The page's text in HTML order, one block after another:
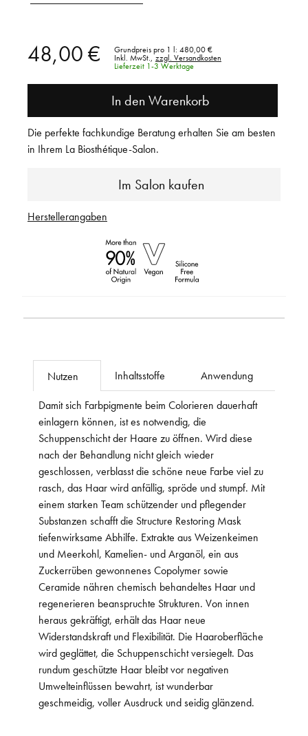
48,00 € Grundpreis pro 1 l: 480,00 €
Inkl. MwSt.,
zzgl. Versandkosten
Lieferzeit 1-3 Werktage
In den Warenkorb
Im Salon kaufen
Die perfekte fachkundige Beratung erhalten Sie am besten
in Ihrem La Biosthétique-Salon.
Herstellerangaben
Nutzen Inhaltsstoffe Anwendung
Damit sich Farbpigmente beim Colorieren dauerhaft
einlagern können, ist es notwendig, die
Schuppenschicht der Haare zu öffnen. Wird diese
nach der Behandlung nicht gleich wieder
geschlossen, verblasst die schöne neue Farbe viel zu
rasch, das Haar wird anfällig, spröde und stumpf. Mit
einem starken Team schützender und pflegender
Substanzen schafft die Structure Restoring Mask
tiefenwirksame Abhilfe. Extrakte aus Weizenkeimen
und Meerkohl, Kamelien- und Arganöl, ein aus
Zuckerrüben gewonnenes Copolymer sowie
Ceramide nähren chemisch behandeltes Haar und
regenerieren beanspruchte Strukturen. Von innen
heraus gekräftigt, erhält das Haar neue
Widerstandskraft und Flexibilität. Die Haaroberfläche
wird geglättet, die Schuppenschicht versiegelt. Das
rundum geschützte Haar bleibt vor negativen
Umwelteinflüssen bewahrt, ist wunderbar
geschmeidig, voller Ausdruck und seidig glänzend.